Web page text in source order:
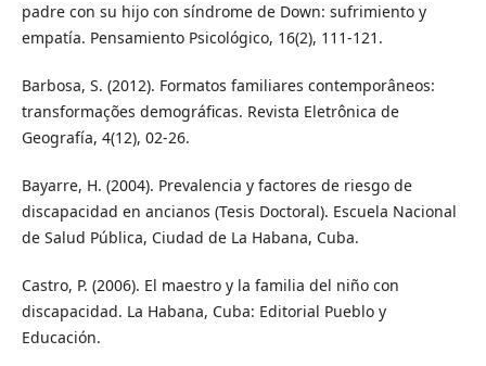
padre con su hijo con síndrome de Down: sufrimiento y
empatía. Pensamiento Psicológico, 16(2), 111-121.
Barbosa, S. (2012). Formatos familiares contemporâneos:
transformações demográficas. Revista Eletrônica de
Geografía, 4(12), 02-26.
Bayarre, H. (2004). Prevalencia y factores de riesgo de
discapacidad en ancianos (Tesis Doctoral). Escuela Nacional
de Salud Pública, Ciudad de La Habana, Cuba.
Castro, P. (2006). El maestro y la familia del niño con
discapacidad. La Habana, Cuba: Editorial Pueblo y
Educación.